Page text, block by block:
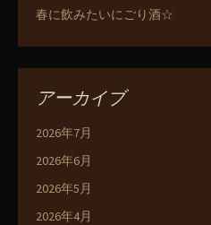
春に飲みたいにごり酒☆
アーカイブ
2026年7月
2026年6月
2026年5月
2026年4月